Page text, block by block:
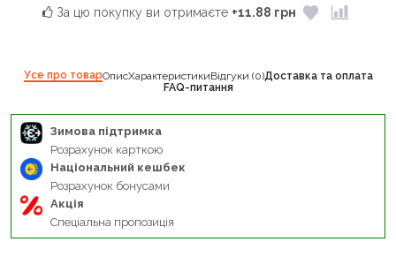
За цю покупку ви отримаєте +11.88 грн
Усе про товарОписХарактеристикиВідгуки (0)Доставка та оплата
FAQ-питання
Зимова підтримка
Розрахунок карткою
Національний кешбек
Розрахунок бонусами
Акція
Спеціальна пропозиція